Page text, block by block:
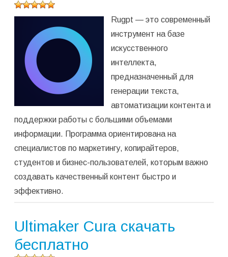
Оцените
оценок,
среднее:
5,00
из 5)
Rugpt — это современный
инструмент на базе
искусственного
интеллекта,
предназначенный для
генерации текста,
автоматизации контента и
поддержки работы с большими объемами
информации. Программа ориентирована на
специалистов по маркетингу, копирайтеров,
студентов и бизнес-пользователей, которым важно
создавать качественный контент быстро и
эффективно.
Ultimaker Cura скачать
бесплатно